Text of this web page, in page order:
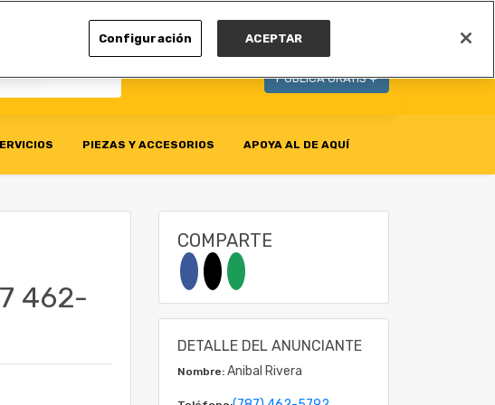
PUBLICA GRATIS +
PIEZAS Y ACCESORIOS APOYA AL DE AQUÍ
462-
COMPARTE
DETALLE DEL ANUNCIANTE
Nombre: Anibal Rivera
Configuración ACEPTAR